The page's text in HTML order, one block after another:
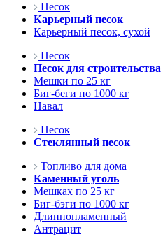
Песок
Карьерный песок
Карьерный песок, сухой
Песок
Песок для строительства
Мешки по 25 кг
Биг-беги по 1000 кг
Навал
Песок
Стеклянный песок
Топливо для дома
Каменный уголь
Мешках по 25 кг
Биг-бэги по 1000 кг
Длиннопламенный
Антрацит